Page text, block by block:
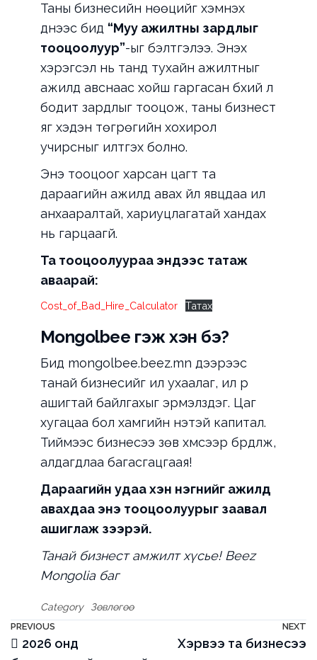
Таны бизнесийн нөөцийг хэмнэх
үүднээс бид “Муу ажилтны зардлыг
тооцоолуур”-ыг бэлтгэлээ. Энэхүү
хэрэгсэл нь танд тухайн ажилтныг
ажилд авснаас хойш гаргасан бүхий л
бодит зардлыг тооцож, таны бизнест
яг хэдэн төгрөгийн хохирол
учирсныг илтгэх болно.
Энэ тооцоог харсан цагт та
дараагийн ажилд авах үйл явцдаа илүү
анхааралтай, хариуцлагатай хандах
нь гарцаагүй.
Та тооцоолуураа эндээс татаж
аваарай:
Cost_of_Bad_Hire_Calculator Татах
Mongolbee гэж хэн бэ?
Бид mongolbee.beez.mn дээрээс
танай бизнесийг илүү ухаалаг, илүү үр
ашигтай байлгахыг эрмэлздэг. Цаг
хугацаа бол хамгийн үнэтэй капитал.
Тиймээс бизнесээ зөв хүмүүсээр бүрдүүлж,
алдагдлаа багасгацгаая!
Дараагийн удаа хэн нэгнийг ажилд
авахдаа энэ тооцоолуурыг заавал
ашиглаж үзээрэй.
Танай бизнест амжилт хүсье! Beez
Mongolia баг
Category Зөвлөгөө
Мэдээний
цэс
Previous
Post
PREVIOUS
2026 онд
NEXT
Хэрвээ та бизнесээ